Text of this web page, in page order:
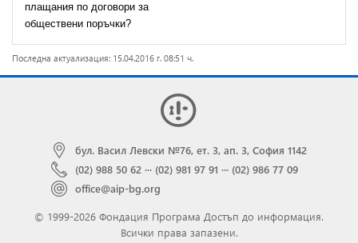
плащания по договори за
обществени поръчки?
Последна актуализация: 15.04.2016 г. 08:51 ч.
бул. Васил Левски №76, ет. 3, ап. 3, София 1142
(02) 988 50 62 ··· (02) 981 97 91 ··· (02) 986 77 09
office@aip-bg.org
© 1999-2026 Фондация Програма Достъп до информация.
Всички права запазени.